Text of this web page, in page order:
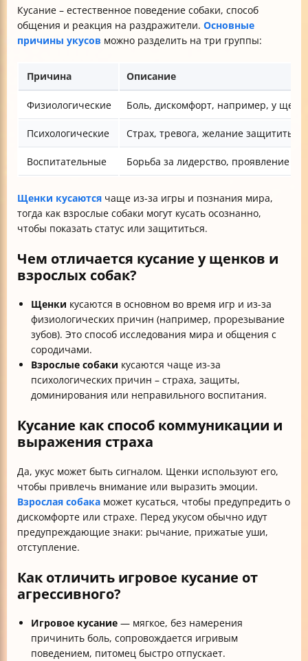
Кусание – естественное поведение собаки, способ
общения и реакция на раздражители. Основные
причины укусов можно разделить на три группы:
Причина Описание
Физиологические Боль, дискомфорт, например, у
Психологические Страх, тревога, желание защитить
Воспитательные Борьба за лидерство, проявление
Щенки кусаются чаще из-за игры и познания мира,
тогда как взрослые собаки могут кусать осознанно,
чтобы показать статус или защититься.
Чем отличается кусание у щенков и
взрослых собак?
Щенки кусаются в основном во время игр и из-за
физиологических причин (например, прорезывание
зубов). Это способ исследования мира и общения с
сородичами.
Взрослые собаки кусаются чаще из-за
психологических причин – страха, защиты,
доминирования или неправильного воспитания.
Кусание как способ коммуникации и
выражения страха
Да, укус может быть сигналом. Щенки используют его,
чтобы привлечь внимание или выразить эмоции.
Взрослая собака может кусаться, чтобы предупредить о
дискомфорте или страхе. Перед укусом обычно идут
предупреждающие знаки: рычание, прижатые уши,
отступление.
Как отличить игровое кусание от
агрессивного?
Игровое кусание — мягкое, без намерения
причинить боль, сопровождается игривым
поведением, питомец быстро отпускает.